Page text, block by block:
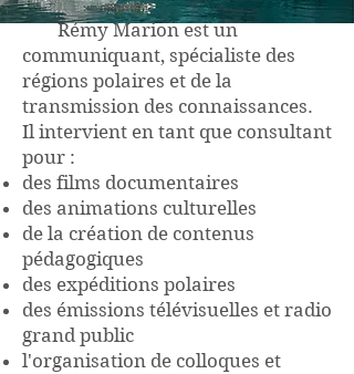
Rémy Marion est un
communiquant, spécialiste des
régions polaires et de la
transmission des connaissances.
Il intervient en tant que consultant
pour :
des films documentaires
des animations culturelles
de la création de contenus
pédagogiques
des expéditions polaires
des émissions télévisuelles et radio
grand public
l'organisation de colloques et